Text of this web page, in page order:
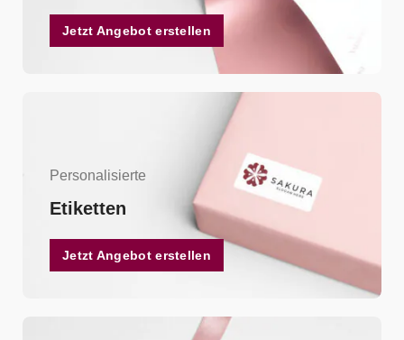
Jetzt Angebot erstellen
Personalisierte
Etiketten
Jetzt Angebot erstellen